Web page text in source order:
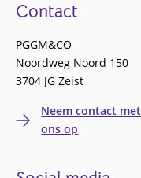
Footer
Contact
PGGM&CO
Noordweg Noord 150
3704 JG Zeist
Neem contact met
ons op